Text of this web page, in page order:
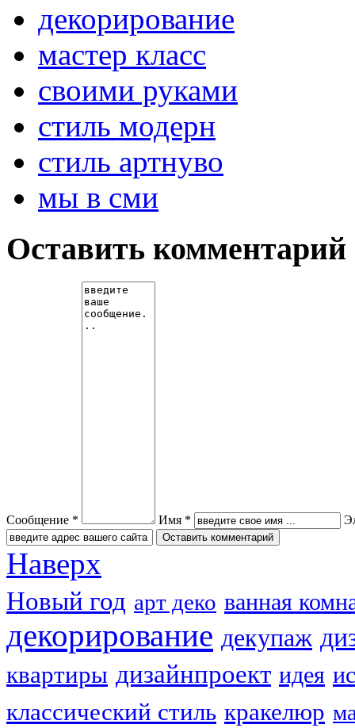
декорирование
мастер класс
своими руками
стиль модерн
стиль артнуво
мы в сми
Оставить комментарий
Сообщение * Имя *
Наверх
Новый год арт деко ванная
декорирование декупаж
квартиры дизайнпроект идея
классический стиль кракелюр